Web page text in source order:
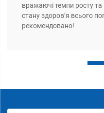
вражаючі темпи росту
стану здоров’я всього
рекомендовано!